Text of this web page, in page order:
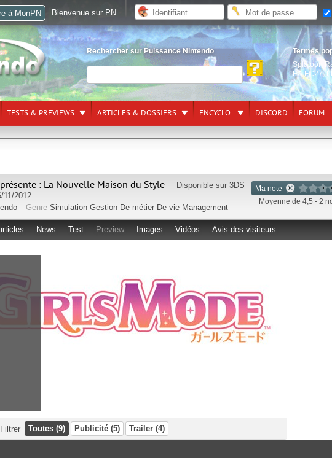
Rechercher sur Puissance Nintendo
Termes
Splatoon
EA FC27,
TESTS & PREVIEWS ARTICLES & DOSSIERS ENCYCLO. DISCORD FORUM
Ma note
Moyenne de 4,5 - 2
: La Nouvelle Maison du Style Disponible sur 3DS
11/2012
Genre Simulation Gestion De métier De vie Management
News Test Preview Images Vidéos Avis des visiteurs
Filtrer Toutes (9) Publicité (5) Trailer (4)
à MonPN Bienvenue sur PN